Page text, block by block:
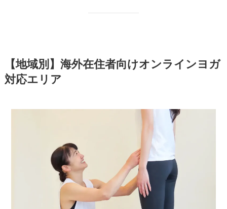
【地域別】海外在住者向けオンラインヨガ
対応エリア